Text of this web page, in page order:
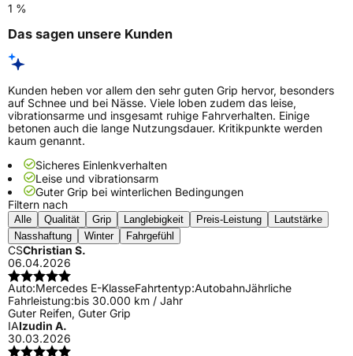
1 %
Das sagen unsere Kunden
Kunden heben vor allem den sehr guten Grip hervor, besonders
auf Schnee und bei Nässe. Viele loben zudem das leise,
vibrationsarme und insgesamt ruhige Fahrverhalten. Einige
betonen auch die lange Nutzungsdauer. Kritikpunkte werden
kaum genannt.
Sicheres Einlenkverhalten
Leise und vibrationsarm
Guter Grip bei winterlichen Bedingungen
Filtern nach
Alle Qualität Grip Langlebigkeit Preis-Leistung
Lautstärke
Nasshaftung
Winter Fahrgefühl
CSChristian S.
06.04.2026
Auto:Mercedes E-KlasseFahrtentyp:AutobahnJährliche
Fahrleistung:bis 30.000 km / Jahr
Guter Reifen, Guter Grip
IAIzudin A.
30.03.2026